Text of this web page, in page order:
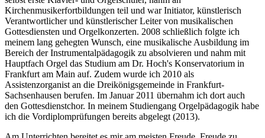
Kirchenmusikerfortbildungen teil und war Initiator, künstlerisch
Verantwortlicher und künstlerischer Leiter von musikalischen
Gottesdiensten und Orgelkonzerten. 2008 schließlich folgte ich
meinem lang gehegten Wunsch, eine musikalische Ausbildung im
Bereich der Instrumentalpädagogik zu absolvieren und nahm mit
Hauptfach Orgel das Studium am Dr. Hoch's Konservatorium in
Frankfurt am Main auf. Zudem wurde ich 2010 als
Assistenzorganist an die Dreikönigsgemeinde in Frankfurt-
Sachsenhausen berufen. Im Januar 2011 übernahm ich dort auch
den Gottesdienstchor. In meinem Studiengang Orgelpädagogik habe
ich die Vordiplomprüfungen bereits abgelegt (2013).